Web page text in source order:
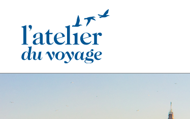
Panneau de gestion des cookies